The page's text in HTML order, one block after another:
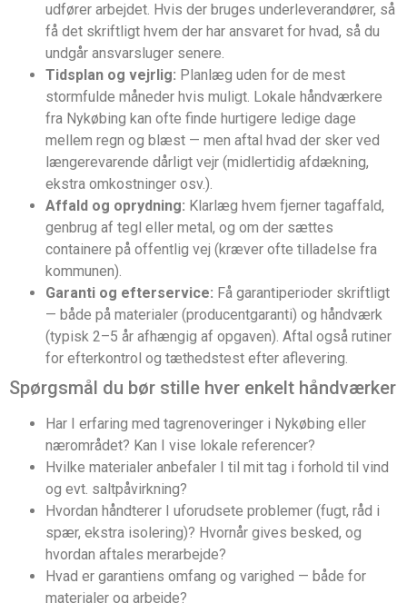
udfører arbejdet. Hvis der bruges underleverandører, så
få det skriftligt hvem der har ansvaret for hvad, så du
undgår ansvarsluger senere.
Tidsplan og vejrlig: Planlæg uden for de mest
stormfulde måneder hvis muligt. Lokale håndværkere
fra Nykøbing kan ofte finde hurtigere ledige dage
mellem regn og blæst — men aftal hvad der sker ved
længerevarende dårligt vejr (midlertidig afdækning,
ekstra omkostninger osv.).
Affald og oprydning: Klarlæg hvem fjerner tagaffald,
genbrug af tegl eller metal, og om der sættes
containere på offentlig vej (kræver ofte tilladelse fra
kommunen).
Garanti og efterservice: Få garantiperioder skriftligt
— både på materialer (producentgaranti) og håndværk
(typisk 2–5 år afhængig af opgaven). Aftal også rutiner
for efterkontrol og tæthedstest efter aflevering.
Spørgsmål du bør stille hver enkelt håndværker
Har I erfaring med tagrenoveringer i Nykøbing eller
nærområdet? Kan I vise lokale referencer?
Hvilke materialer anbefaler I til mit tag i forhold til vind
og evt. saltpåvirkning?
Hvordan håndterer I uforudsete problemer (fugt, råd i
spær, ekstra isolering)? Hvornår gives besked, og
hvordan aftales merarbejde?
Hvad er garantiens omfang og varighed — både for
materialer og arbejde?